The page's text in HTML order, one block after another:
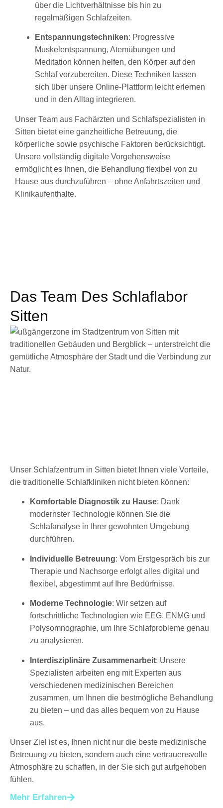
über die Lichtverhältnisse bis hin zu
regelmäßigen Schlafzeiten.
Entspannungstechniken: Progressive
Muskelentspannung, Atemübungen und
Meditation können helfen, den Körper auf den
Schlaf vorzubereiten. Diese Techniken lassen
sich über unsere Online-Plattform leicht erlernen
und in den Alltag integrieren.
Unser Team aus Fachärzten und Schlafspezialisten in
Sitten bietet eine ganzheitliche Betreuung, die
körperliche sowie psychische Faktoren berücksichtigt.
Unsere vollständig digitale Vorgehensweise
ermöglicht es Ihnen, die Behandlung flexibel von zu
Hause aus durchzuführen – ohne Anfahrtszeiten und
Klinikaufenthalte.
Das Team Des Schlaflabor
Sitten
Unser Schlafzentrum in Sitten bietet Ihnen viele Vorteile,
die traditionelle Schlafkliniken nicht bieten können:
Komfortable Diagnostik zu Hause: Dank
modernster Technologie können Sie die
Schlafanalyse in Ihrer gewohnten Umgebung
durchführen.
Individuelle Betreuung: Vom Erstgespräch bis zur
Therapie und Nachsorge erfolgt alles digital und
flexibel, abgestimmt auf Ihre Bedürfnisse.
Moderne Technologie: Wir setzen auf
fortschrittliche Technologien wie EEG, ENMG und
Polysomnographie, um Ihre Schlafprobleme genau
zu analysieren.
Interdisziplinäre Zusammenarbeit: Unsere
Spezialisten arbeiten eng mit Experten aus
verschiedenen medizinischen Bereichen
zusammen, um Ihnen die bestmögliche Behandlung
zu bieten – und das alles bequem von zu Hause
aus.
Unser Ziel ist es, Ihnen nicht nur die beste medizinische
Betreuung zu bieten, sondern auch eine vertrauensvolle
Atmosphäre zu schaffen, in der Sie sich gut aufgehoben
fühlen.
Mehr Erfahren